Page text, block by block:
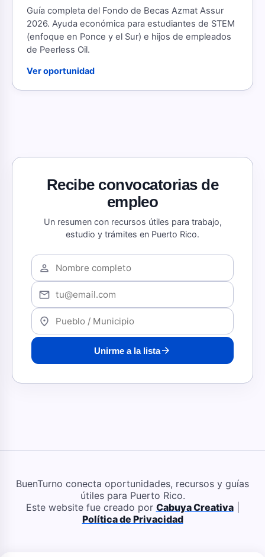
Guía completa del Fondo de Becas Azmat Assur
2026. Ayuda económica para estudiantes de STEM
(enfoque en Ponce y el Sur) e hijos de empleados
de Peerless Oil.
Ver oportunidad
Recibe convocatorias de
empleo
Un resumen con recursos útiles para trabajo,
estudio y trámites en Puerto Rico.
person
mail
location_on
Unirme a la listaarrow_forward
BuenTurno conecta oportunidades, recursos y guías
útiles para Puerto Rico.
Este website fue creado por Cabuya Creativa|
Política de Privacidad